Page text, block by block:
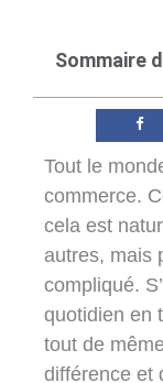
Sommaire
Tout le
commerce.
cela est
autres, mais
compliqué.
quotidien en
tout de
différence et